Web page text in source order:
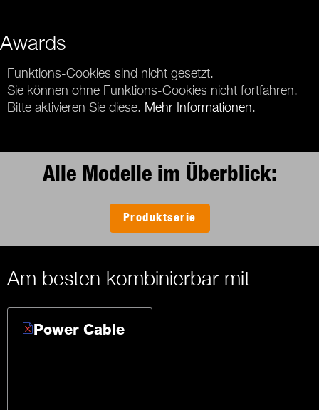
Awards
Funktions-Cookies sind nicht gesetzt.
Sie können ohne Funktions-Cookies nicht fortfahren.
Bitte aktivieren Sie diese. Mehr Informationen.
Alle Modelle im Überblick:
Produktserie
Am besten kombinierbar mit
Power Cable